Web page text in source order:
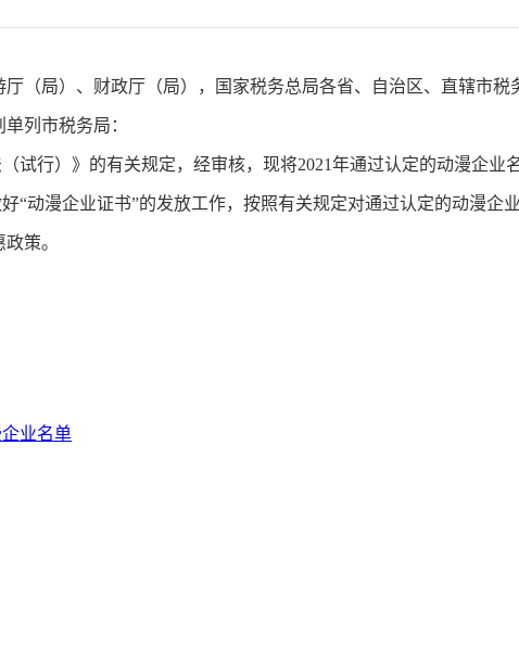
（局）、财政厅（局），国家税务总局各省、自治区、直辖市税
列市税务局：
行）》的有关规定，经审核，现将2021年通过认定的动漫企业名
动漫企业证书”的发放工作，按照有关规定对通过认定的动漫企
策。
业名单